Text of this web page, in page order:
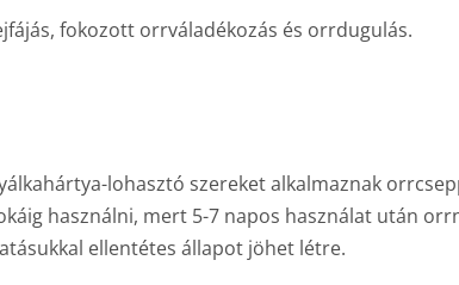
fokozott orrváladékozás és orrdugulás.
lohasztó szereket alkalmaznak
használni, mert 5-7 napos használat után
ellentétes állapot jöhet létre.